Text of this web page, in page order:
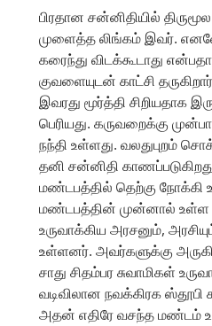
பிரதான சன்னிதியில்
முளைத்த லிங்கம் இவர்.
கரைந்து விடக்கூடாது
குவளையுடன் காட்சி
இவரது மூர்த்தி சிறியதாக
பெரியது. கருவறைக்கு
நந்தி உள்ளது. வலதுபுறம்
தனி சன்னிதி
மண்டபத்தில் தெற்கு நோக்கி
மண்டபத்தின் முன்னால்
உருவாக்கிய அரசனும்,
உள்ளனர். அவர்களுக்கு
சாது சிதம்பர சுவாமிகள்
வடிவிலான நவக்கிரக ஸ்தூபி
அதன் எதிரே வசந்த மண்டம்